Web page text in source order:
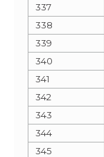
337
338
339
340
341
342
343
344
345